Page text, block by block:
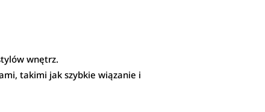
wnętrz.
takimi jak szybkie wiązanie i